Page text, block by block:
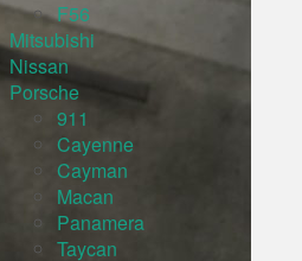
F56
Mitsubishi
Nissan
Porsche
911
Cayenne
Cayman
Macan
Panamera
Taycan